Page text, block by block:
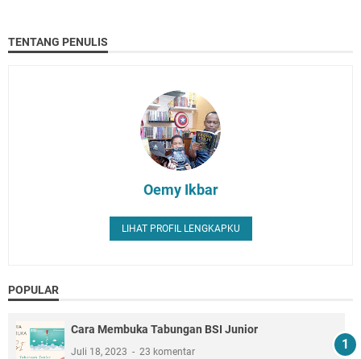
TENTANG PENULIS
Oemy Ikbar
LIHAT PROFIL LENGKAPKU
POPULAR
Cara Membuka Tabungan BSI Junior
Juli 18, 2023 23 komentar